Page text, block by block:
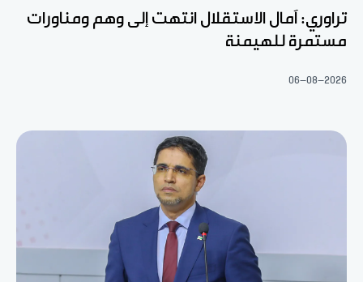
تراوري: آمال الاستقلال انتهت إلى وهم ومناورات
مستمرة للهيمنة
06-08-2026